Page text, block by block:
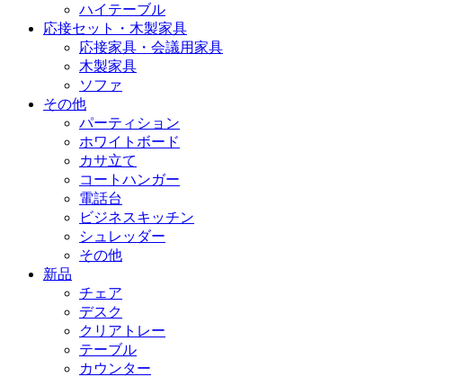
ハイテーブル
応接セット・木製家具
応接家具・会議用家具
木製家具
ソファ
その他
パーティション
ホワイトボード
カサ立て
コートハンガー
電話台
ビジネスキッチン
シュレッダー
その他
新品
チェア
デスク
クリアトレー
テーブル
カウンター